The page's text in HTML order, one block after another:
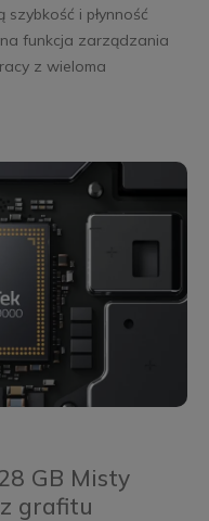
i płynność
funkcja zarządzania
z wieloma
GB Misty
grafitu